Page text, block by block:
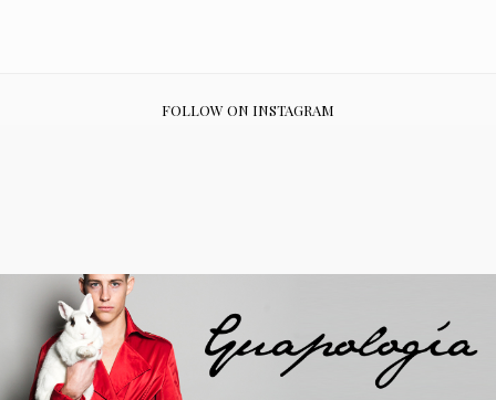
FOLLOW ON INSTAGRAM